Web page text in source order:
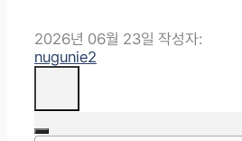
2026년 06월 23일 작성자:
nugunie2